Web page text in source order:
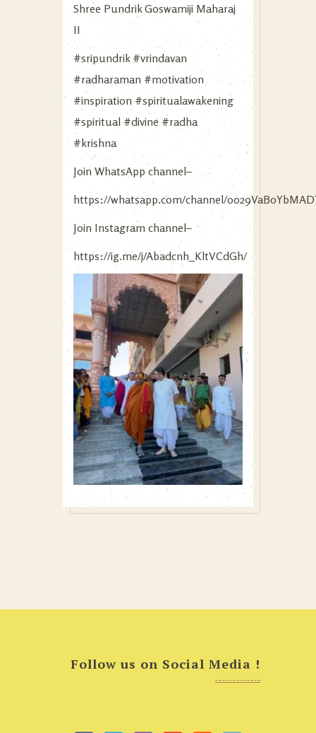
Shree Pundrik Goswamiji Maharaj
II
#sripundrik #vrindavan
#radharaman #motivation
#inspiration #spiritualawakening
#spiritual #divine #radha
#krishna
Join WhatsApp channel–
https://whatsapp.com/channel/
Join Instagram channel–
https://ig.me/j/Abadcnh_KltVCdGh/
Follow us on Social Media !